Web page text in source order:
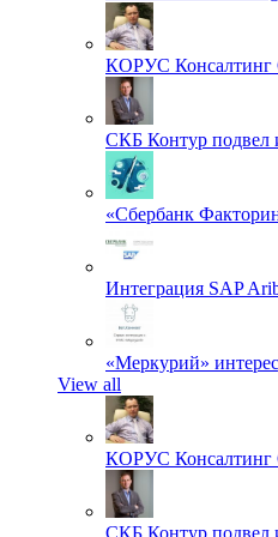
КОРУС Консалтинг
СКБ Контур подвел
«Сбербанк
Интеграция SAP
«Меркурий»
View all
КОРУС Консалтинг